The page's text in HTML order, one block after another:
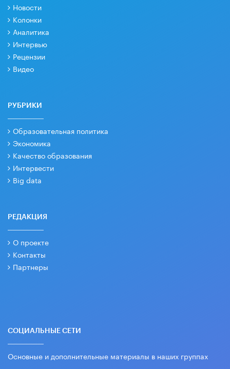
Новости
Колонки
Аналитика
Интервью
Рецензии
Видео
РУБРИКИ
Образовательная политика
Экономика
Качество образования
Интервести
Big data
РЕДАКЦИЯ
О проекте
Контакты
Партнеры
СОЦИАЛЬНЫЕ СЕТИ
Основные и дополнительные материалы в наших группах